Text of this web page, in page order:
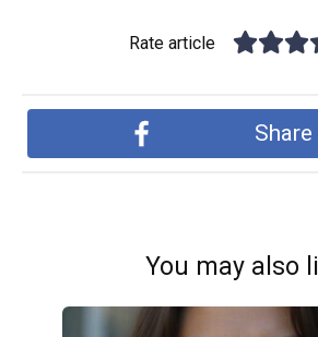
Rate article
You may also